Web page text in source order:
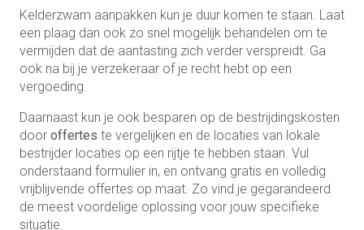
Kelderzwam aanpakken kun je duur komen te staan. Laat
een plaag dan ook zo snel mogelijk behandelen om te
vermijden dat de aantasting zich verder verspreidt. Ga
ook na bij je verzekeraar of je recht hebt op een
vergoeding.
Daarnaast kun je ook besparen op de bestrijdingskosten
door offertes te vergelijken en de locaties van lokale
bestrijder locaties op een rijtje te hebben staan. Vul
onderstaand formulier in, en ontvang gratis en volledig
vrijblijvende offertes op maat. Zo vind je gegarandeerd
de meest voordelige oplossing voor jouw specifieke
situatie.